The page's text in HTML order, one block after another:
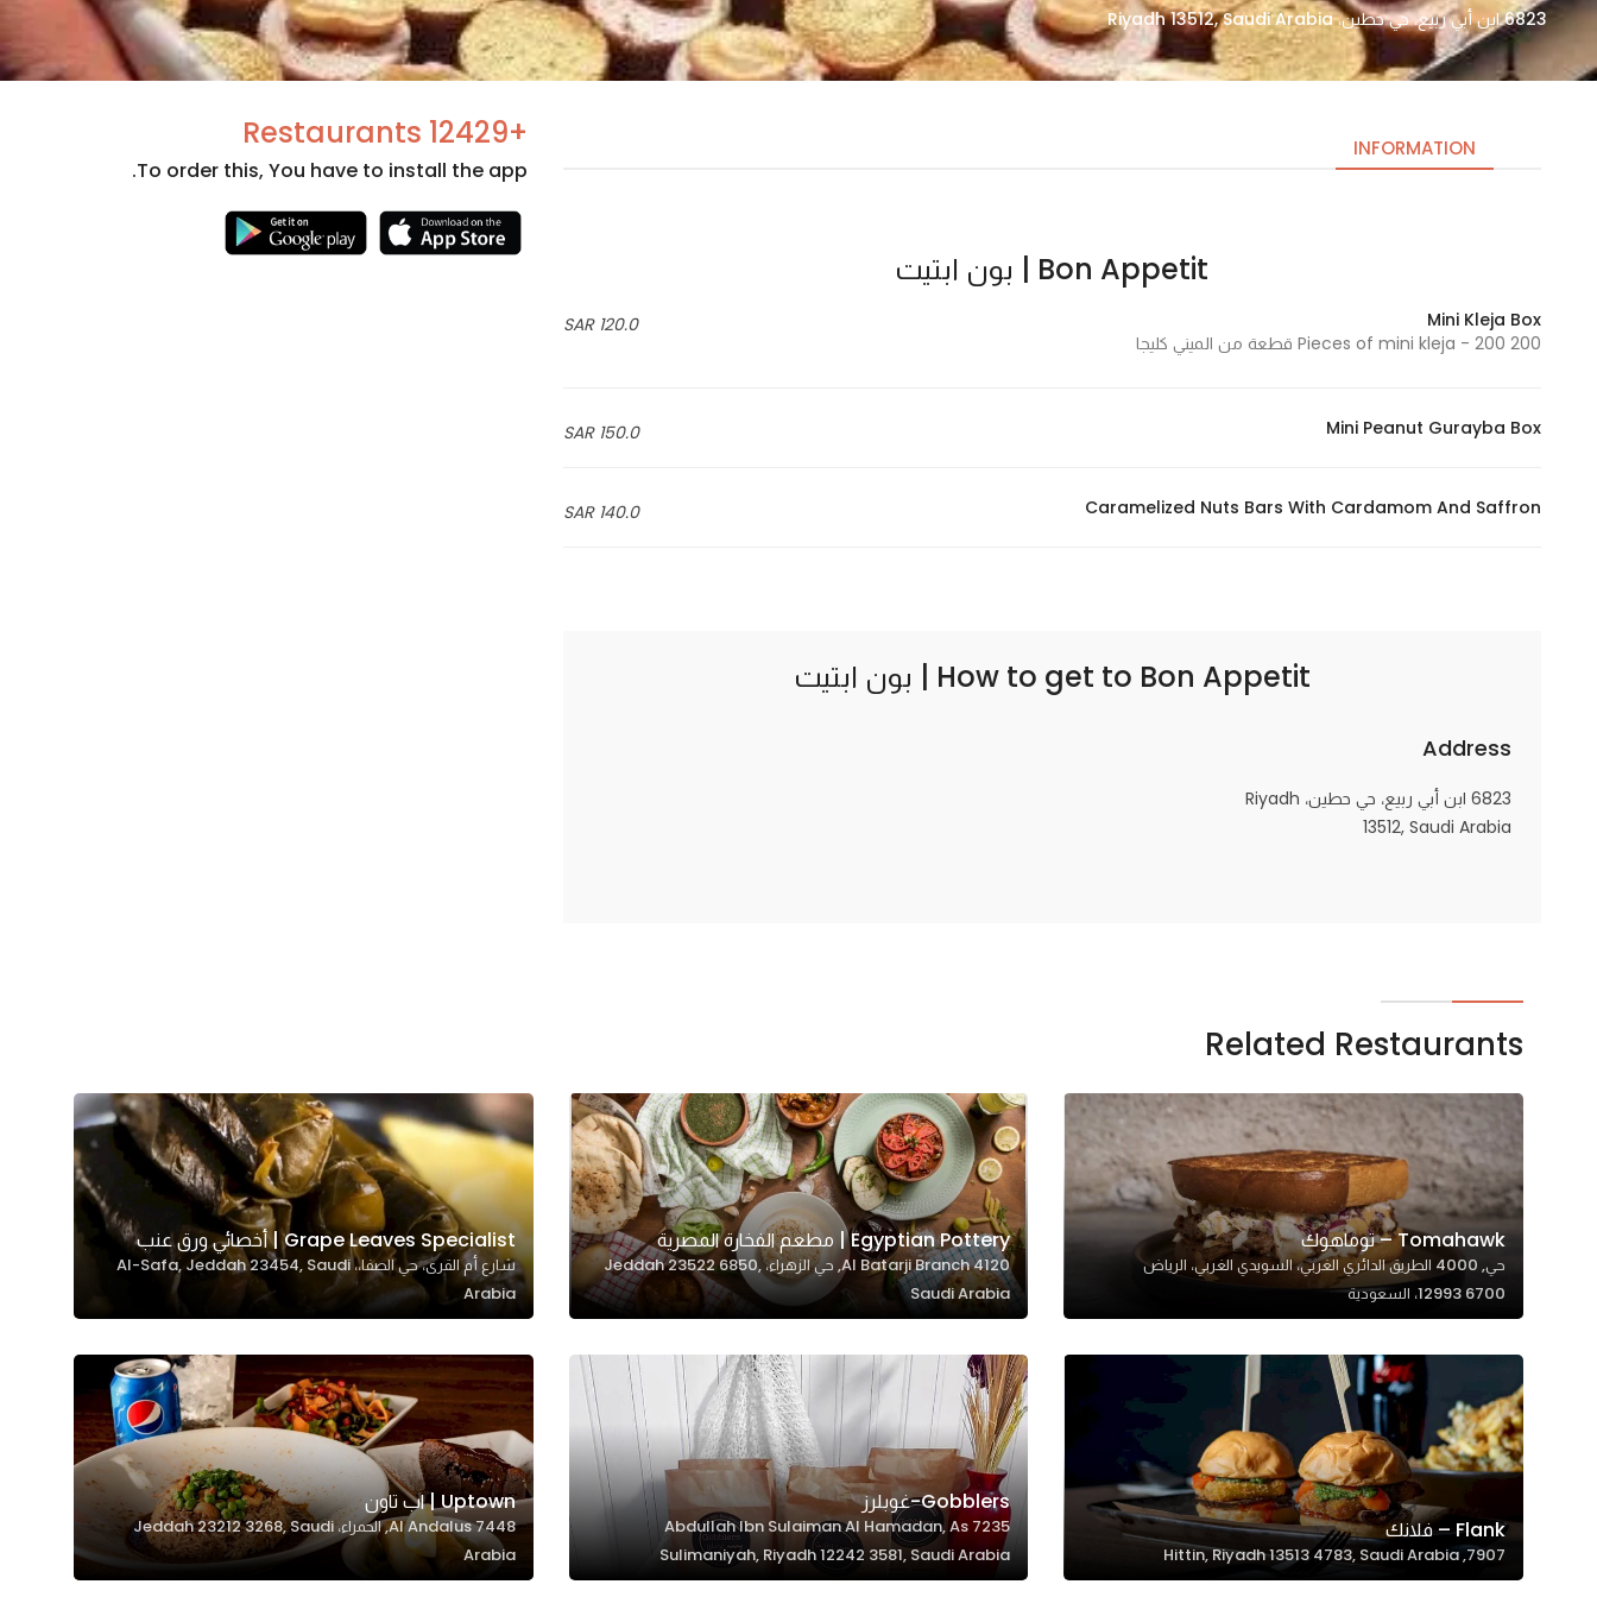
6823 ابن أبي ربيع، حي حطين، Riyadh 13512, Saudi Arabia
INFORMATION
Bon Appetit | بون ابتيت
120.0 SAR
Mini Kleja Box
200 Pieces of mini kleja - 200 قطعة من الميني كليجا
150.0 SAR Mini Peanut Gurayba Box
140.0 SAR Caramelized Nuts Bars With Cardamom And Saffron
How to get to Bon Appetit | بون ابتيت
Address
6823 ابن أبي ربيع، حي حطين، Riyadh
13512, Saudi Arabia
+12429 Restaurants
To order this, You have to install the app.
Related Restaurants
Tomahawk – توماهوك
حي, 4000 الطريق الدائري الغربي، السويدي الغربي، الرياض
12993 6700، السعودية
Egyptian Pottery | مطعم الفخارة المصرية
4120 Al Batarji Branch, حي الزهراء، Jeddah 23522 6850,
Saudi Arabia
Grape Leaves Specialist | أخصائي ورق عنب
شارع أم القرى، حي الصفا،، Al-Safa, Jeddah 23454, Saudi
Arabia
Flank – فلانك
7907, Hittin, Riyadh 13513 4783, Saudi Arabia
Gobblers-غوبلرز
7235 Abdullah Ibn Sulaiman Al Hamadan, As
Sulimaniyah, Riyadh 12242 3581, Saudi Arabia
Uptown | اب تاون
7448 Al Andalus, الحمراء، Jeddah 23212 3268, Saudi
Arabia
cookies
are not
needed
website to
functionality
Experience
In order for
our website
to perform
as well as
possible
during your
visit. If you
cookies,
some
functionality
disappear
website.